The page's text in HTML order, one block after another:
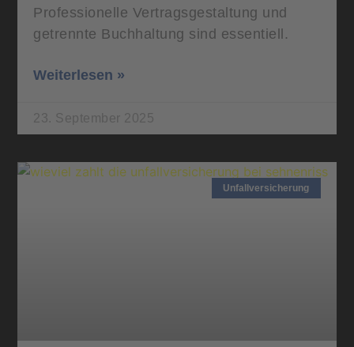
Professionelle Vertragsgestaltung und
getrennte Buchhaltung sind essentiell.
Weiterlesen »
23. September 2025
Unfallversicherung